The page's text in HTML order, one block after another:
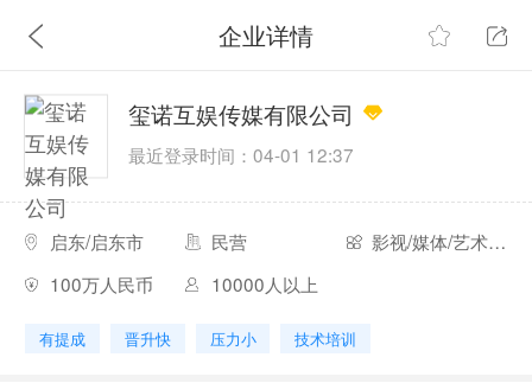
企业详情
玺诺互娱传媒有限公司
最近登录时间：04-01 12:37
启东/启东市 民营
影视/媒体/艺术/出版
100万人民币
10000人以上
有提成 晋升快 压力小 技术培训